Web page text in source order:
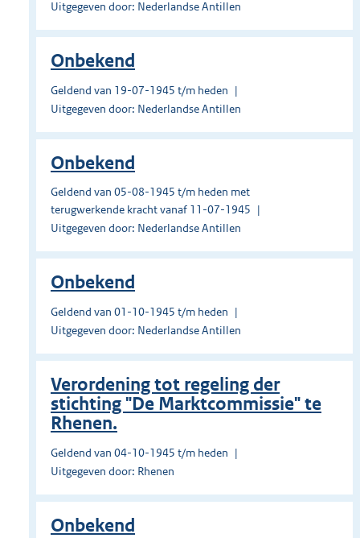
Uitgegeven door: Nederlandse Antillen
Onbekend
Geldend van 19-07-1945 t/m heden
Uitgegeven door: Nederlandse Antillen
Onbekend
Geldend van 05-08-1945 t/m heden met
terugwerkende kracht vanaf 11-07-1945
Uitgegeven door: Nederlandse Antillen
Onbekend
Geldend van 01-10-1945 t/m heden
Uitgegeven door: Nederlandse Antillen
Verordening tot regeling der
stichting "De Marktcommissie" te
Rhenen.
Geldend van 04-10-1945 t/m heden
Uitgegeven door: Rhenen
Onbekend